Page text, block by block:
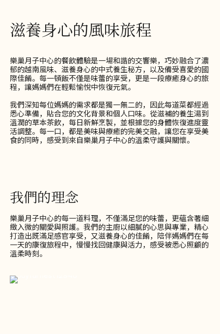
滋養身心的風味旅程
樂巢月子中心的餐飲體驗是一場和諧的交響樂，巧妙融合了濃
郁的越南風味、滋養身心的中式養生秘方，以及備受喜愛的國
際佳餚。每一頓飯不僅是味蕾的享受，更是一段療癒身心的旅
程，讓媽媽們在輕鬆愉悅中恢復元氣。
我們深知每位媽媽的需求都是獨一無二的，因此每道菜都經過
悉心準備，貼合您的文化背景和個人口味。從滋補的養生湯到
溫潤的草本茶飲，每日新鮮烹製，並根據您的身體恢復進度靈
活調整。每一口，都是美味與療癒的完美交融，讓您在享受美
食的同時，感受到來自樂巢月子中心的溫柔守護與關懷。
我們的理念
樂巢月子中心的每一道料理，不僅滿足您的味蕾，更蘊含著細
緻入微的關愛與照護。我們的主廚以細膩的心思與專業，精心
打造出既滿足感官享受，又滋養身心的佳餚，陪伴媽媽們在每
一天的康復旅程中，慢慢找回健康與活力，感受被悉心照顧的
溫柔時刻。